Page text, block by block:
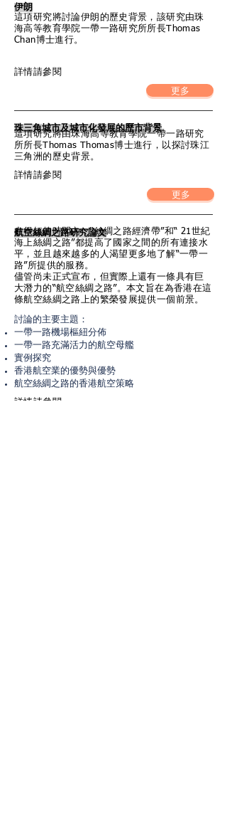
伊朗
這項研究將討論伊朗的歷史背景，該研究由珠
海高等教育學院一帶一路研究所所長Thomas
Chan博士進行。
詳情請參閱
更多
珠三角城市及城市化發展的歷市背景
這項研究將由珠海高等教育學院一帶一路研究
所所長Thomas Thomas博士進行，以探討珠江
三角洲的歷史背景。
詳情請參閱
更多
航空絲綢之路研究論文
在很短的時間內，“絲綢之路經濟帶”和“ 21世紀
海上絲綢之路”都提高了國家之間的所有連接水
平，並且越來越多的人渴望更多地了解“一帶一
路”所提供的服務。
儘管尚未正式宣布，但實際上還有一條具有巨
大潛力的“航空絲綢之路”。本文旨在為香港在這
條航空絲綢之路上的繁榮發展提供一個前景。
討論的主要主題：
一帶一路機場樞紐分佈
一帶一路充滿活力的航空母艦
實例探究
香港航空業的優勢與優勢
航空絲綢之路的香港航空策略
詳情請參閱